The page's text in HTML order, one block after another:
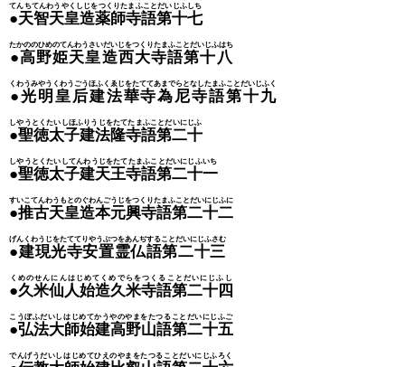
●天智天皇造薬師寺語第十七
てんちてんわうやくしじをつくりたまふことだいじふしち
●高野姫天皇造西大寺語第十八
たかののひめのてんわうさいだいじをつくりたまふことだいじふはち
●光明皇后建法華寺為尼寺語第十九
くわうみやうくわうごうほふくゑじをたててあまでらとなしたまふことだいじふく
●聖徳太子建法隆寺語第二十
しやうとくたいしほふりうじをたてたまふことだいにじふ
●聖徳太子建天王寺語第二十一
しやうとくたいしてんわうじをたてたまふことだいにじふいち
●推古天皇造本元興寺語第二十二
すいこてんわうもとのぐわんごうじをつくりたまふことだいにじふに
●建現光寺安置霊仏語第二十三
げんくわうじをたててりやうぶつをあんぢすることだいにじふさむ
●久米仙人始造久米寺語第二十四
くめのせんにんはじめてくめでらをつくることだいにじふし
●弘法大師始建高野山語第二十五
こうぼふだいしはじめてかうやのやまをたつることだいにじふご
でんげうだいしはじめてひえのやまをたつることだいにじふろく